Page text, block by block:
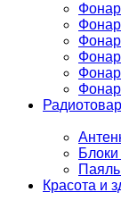
Красота и